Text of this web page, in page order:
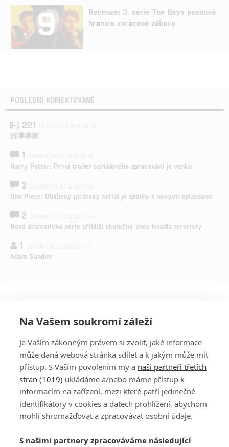
9
Recenze: 3. série The Boys posouvá
hranice zvrácené zábavy
POSLEDNÍ KOMENTOVANÉ
221
拆彈專家
1
Harry Potter: První trailer seriálového zpracování je venku
3
One Piece: Oblíbený pirátský seriál je zpátky s novými epizodami
2
Nová dramatická série přiblíží skutečný únos letadla teroristy
1
Adam Sandler
PŘIHLÁSIT
REGISTROVAT
DISKUZE
Šéfredaktorkou webu jePetr Slavík, e-mailserialy@fandimefilmu.cz
Na Vašem soukromí záleží
Je Vaším zákonným právem si zvolit, jaké informace
může daná webová stránka sdílet a k jakým může mít
přístup. S Vaším povolením my a naši partneři třetích
stran (1019) ukládáme a/nebo máme přístup k
informacím na zařízení, mezi které patří jedinečné
identifikátory v cookies a datech prohlížení, abychom
mohli shromažďovat a zpracovávat osobní údaje.
S našimi partnery zpracováváme následující